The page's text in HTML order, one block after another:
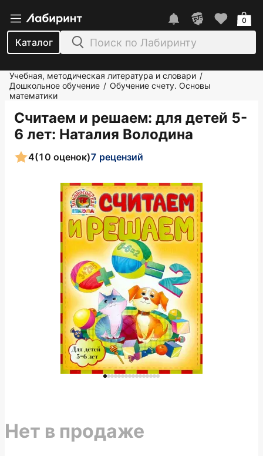
Каталог
0
Учебная, методическая литература и словари /
Дошкольное обучение / Обучение счету. Основы
математики
Считаем и решаем: для детей 5-
6 лет: Наталия Володина
4(10 оценок)7 рецензий
Нет в продаже